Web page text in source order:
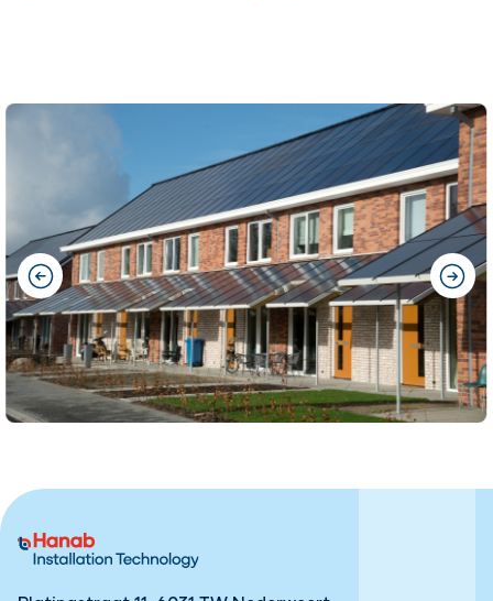
next
previous